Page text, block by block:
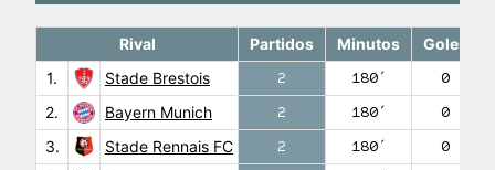
Rival Partidos Minutos Goles
1.
Stade Brestois 2 180′
0
2.
Bayern Munich 2 180′
0
3.
Stade Rennais FC 2 180′
0